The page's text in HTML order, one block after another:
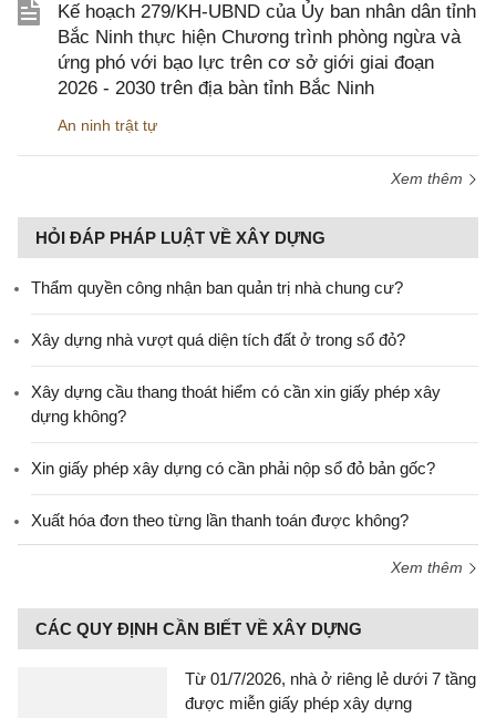
Kế hoạch 279/KH-UBND của Ủy ban nhân dân tỉnh
Bắc Ninh thực hiện Chương trình phòng ngừa và
ứng phó với bạo lực trên cơ sở giới giai đoạn
2026 - 2030 trên địa bàn tỉnh Bắc Ninh
An ninh trật tự
Xem thêm
HỎI ĐÁP PHÁP LUẬT VỀ XÂY DỰNG
Thẩm quyền công nhận ban quản trị nhà chung cư?
Xây dựng nhà vượt quá diện tích đất ở trong sổ đỏ?
Xây dựng cầu thang thoát hiểm có cần xin giấy phép xây
dựng không?
Xin giấy phép xây dựng có cần phải nộp sổ đỏ bản gốc?
Xuất hóa đơn theo từng lần thanh toán được không?
Xem thêm
CÁC QUY ĐỊNH CẦN BIẾT VỀ XÂY DỰNG
Từ 01/7/2026, nhà ở riêng lẻ dưới 7 tầng
được miễn giấy phép xây dựng